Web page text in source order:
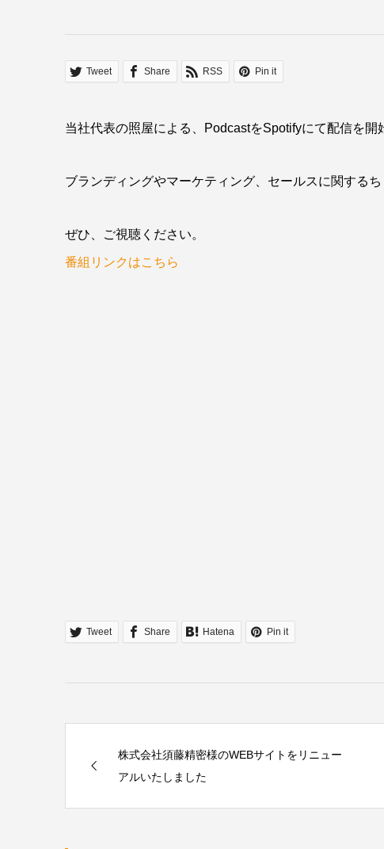
Tweet Share RSS Pin it
当社代表の照屋による、PodcastをSpotifyにて配信を開
ブランディングやマーケティング、セールスに関する
ぜひ、ご視聴ください。
番組リンクはこちら
Tweet Share Hatena Pin it
株式会社須藤精密様のWEBサイトをリニュー
アルいたしました